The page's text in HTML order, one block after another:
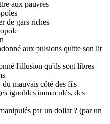
aux pauvres
de gars riches
aux pulsions quitte son lit
l'illusion qu'ils sont libres
mauvais côté des fils
ignobles immaculés, des
par un dollar ? (par un